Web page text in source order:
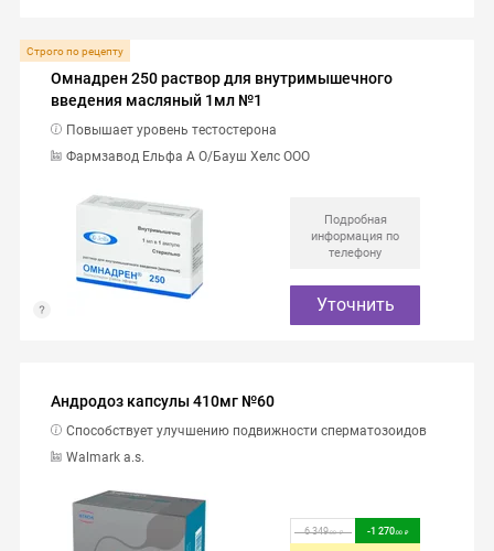
Строго по рецепту
Омнадрен 250 раствор для внутримышечного
введения масляный 1мл №1
Фармзавод Ельфа А О/Бауш Хелс ООО
Повышает уровень тестостерона
Подробная
информация по
телефону
Уточнить
Андродоз капсулы 410мг №60
Walmark a.s.
Способствует улучшению подвижности сперматозоидов
6 349.00 -1 270.00